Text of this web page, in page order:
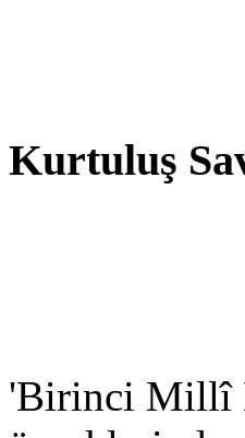
Kurtuluş
'Birinci Millî